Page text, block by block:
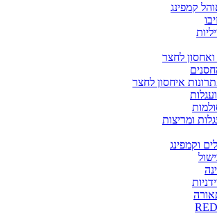
קמפינג
לחצר
איחסון לחצר
ומריצות
וקמפינג